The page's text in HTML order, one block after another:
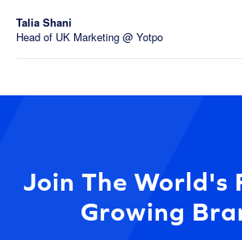
Talia Shani
Head of UK Marketing @ Yotpo
Join The World's
Growing